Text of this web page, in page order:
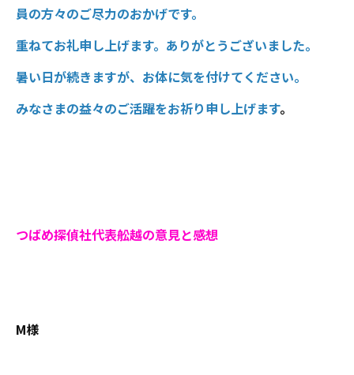
員の方々のご尽力のおかげです。
重ねてお礼申し上げます。ありがとうございました。
暑い日が続きますが、お体に気を付けてください。
みなさまの益々のご活躍をお祈り申し上げます。
つばめ探偵社代表舩越の意見と感想
M様